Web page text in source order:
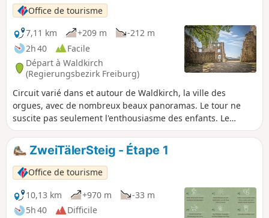
Office de tourisme
7,11 km
+209 m
-212 m
2h 40
Facile
Départ à Waldkirch
(Regierungsbezirk Freiburg)
Circuit varié dans et autour de Waldkirch, la ville des
orgues, avec de nombreux beaux panoramas. Le tour ne
suscite pas seulement l'enthousiasme des enfants. Le
sentier des chevaliers et en particulier le château de
Kastelburg invitent à toutes sortes de jeux. Mais la vue
étendue jusqu'au Kaiserstuhl, par-delà Waldkirch et le
Kandel est également une expérience formidable.
ZweiTälerSteig - Étape 1
Office de tourisme
10,13 km
+970 m
-33 m
5h 40
Difficile